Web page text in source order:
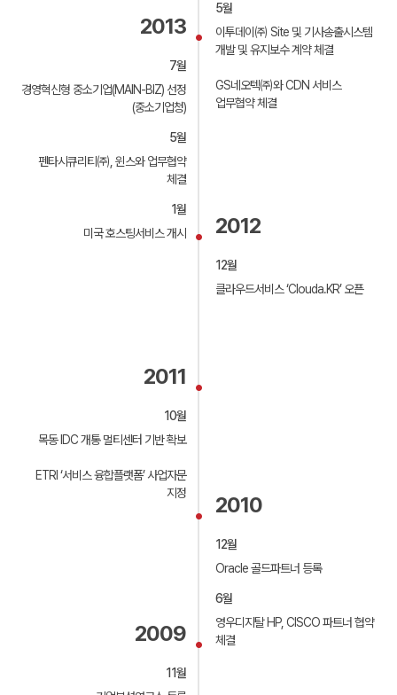
5월
이투데이㈜ Site 및 기사송출시스템
개발 및 유지보수 계약 체결
GS네오텍㈜와 CDN 서비스
업무협약 체결
2013
7월
경영혁신형 중소기업(MAIN-BIZ) 선정
(중소기업청)
5월
펜타시큐리티㈜, 윈스와 업무협약
체결
1월
미국 호스팅서비스 개시
2012
12월
클라우드서비스 ‘Clouda.KR’ 오픈
2011
10월
목동 IDC 개통 멀티센터 기반 확보
ETRI ‘서비스 융합플랫폼’ 사업자문
지정
2010
12월
Oracle 골드파트너 등록
6월
영우디지탈 HP, CISCO 파트너 협약
체결
2009
11월
③상면(Rack) : 고객의 장비(서버 및 스위칭 허브 등)를
보관하는 공간을 말하며, 단위로는 U(Unit), Rack(1/8,
1/4, 1/2, full), 평(400/121 m2)을 사용합니다.
④회선(Line) : 인터넷과 접속되도록 “회사”가 제공하는
물리적인 회선을 말하며, 단위로는 속도의 단위인
Mbit/sec, GBit/sec를 사용합니다.
⑤트래픽량(파일 전송량) : 클라이언트 프로그램이 일정
시간 동안 서버로 데이터를 보내거나(Upload) 내려 받은
(Download) 데이터 양을 말하며, 단위로는 Mbyte,
⑥대역(Bandwidth) : 클라이언트 프로그램이 물리적인
회선을 이용할 때 데이터를 주고받기 위하여 실제로
일정 시간 단위로 이동 평균 그래프를 그리는 경우(Multi
Router Traffic Grapher : MRTG)의 폭으로 하며,
단위로는Mbit/sec, Gbit/sec를 사용합니다.
네트워크 장비를 IDC를 이용하여 인터넷에 접속할 수
있도록 회선과 상면을 제공하는 서비스를 말합니다.
⑧서버 호스팅(Server Hosting) 서비스 : 서버를
이외의 제공되는 서비스를 말합니다.
⑩매니지먼트(Management) 서비스 : 고객이 서버의
말하며, 서비스의 기본 사항과 옵션 사항은 홈페이지에
명시되어 있습니다.
⑪보안 서비스 : 고객의 서버가 불순한 접속자에 의하여
서비스를 말하며, 기본 사항과 옵션 사항은 홈페이지에
⑫백업(Backup) 서비스 : 데이터 저장 장치의 고장,
불순한 침입 혹은 서버 운영자의 실수에 의한 데이터의
장치에 보관하여 주는 서비스를 말하며, 기본 사항과 옵션
⑬서비스 이용 요금 : 본 서비스 계약을 수행하기 위하여
계약되어진 정규성 경비와 추가적인 트래픽 이용료, 서버의
설치, 기술지원 등 계약서 내에 규정되어 있지는 않으나
쌍방 합의에 의하여 수행되어진 추가적인 서비스 업무에
대한 실비기준의 비정규성 경비를 말합니다.
제3조 (약관의 명시 및 변경)
제3조(개인정보의 처리 및 보유기간)
① 회사는 법령에 따른 개인정보 보유ㆍ이용기간 또는
고객님으로부터 개인정보를 수집 시에 동의 받은 개인정보
보유ㆍ이용기간 내에서 개인정보를 처리ㆍ보유합니다.
② 각각의 개인정보 처리 및 보유 기간은 다음과 같습니다.
ㆍ수집된 개인정보 보유기간 : 5년
ㆍ관계 법령 위반에 따른 수사ㆍ조사 등이 진행 중인
경우에는 해당 수사ㆍ조사 종료 시 까지
ㆍ홈페이지 이용에 따른 채권/채무관계 잔존 시에는 해당
③ 원칙적으로 개인정보 수집 및 이용보전이 달성된 후에
해당 정보를 지체없이 파기합니다. 단, 관계법령의 규정에
의하여 보존할 필요가 있는 경우 일정 기간 동안
개인정보 취급방침을 준수 합니다.
제4조(고객님 및 법정대리인의 권리ㆍ의무 및 행사방법)
② 제1항에 따른 권리 행사는 회사에 대해 서면, 전화,
전자우편, 모사전송(FAX) 등을 통하여 하실 수 있으며
회사는 이에 대해 지체없이 조치하겠습니다.
③ 고객님이 개인정보의 오류 등에 대한 정정 또는 삭제를
당해 개인정보를 이용하거나 제공하지 않습니다.
④ 만 14세 미만 아동의 경우, 제1항에 따른 권리 행사는
고객님의 법정대리인이나 위임을 받은 자 등 대리인을
통하여 하실 수 있습니다. 이 경우, 법정대리인은 고객님의
⑤ 고객님은 정보통신망법, 개인정보보호법 등 관계법령을
위반하여 회사가 처리하고 있는 고객님 본인이나 타인의
개인정보 및 사생활을 침해하여서는 아니됩니다.
회사는 고객님 개개인에게 개인화되고 맞춤화된 서비스를
제공하기 위해 고객님의 정보를 저장하고 수시로 불러오는
정회원과 준회원의 접속 빈도나 방문 시간 등의 분석,
클라우드
클라우드
클라우드컨설팅
보안서비스
보안서비스
구축사례 고객지원
자료다운로드
회사소개
오시는길